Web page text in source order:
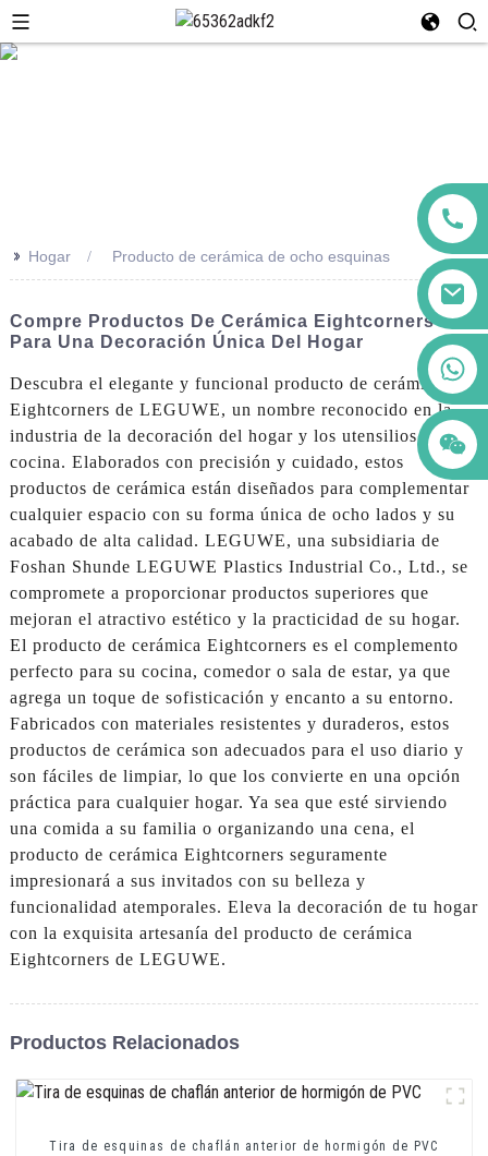
>> Hogar Producto de cerámica de ocho esquinas
Compre Productos De Cerámica Eightcorners
Para Una Decoración Única Del Hogar
Descubra el elegante y funcional producto de cerámica
Eightcorners de LEGUWE, un nombre reconocido en la
industria de la decoración del hogar y los utensilios de
cocina. Elaborados con precisión y cuidado, estos
productos de cerámica están diseñados para complementar
cualquier espacio con su forma única de ocho lados y su
acabado de alta calidad. LEGUWE, una subsidiaria de
Foshan Shunde LEGUWE Plastics Industrial Co., Ltd., se
compromete a proporcionar productos superiores que
mejoran el atractivo estético y la practicidad de su hogar.
El producto de cerámica Eightcorners es el complemento
perfecto para su cocina, comedor o sala de estar, ya que
agrega un toque de sofisticación y encanto a su entorno.
Fabricados con materiales resistentes y duraderos, estos
productos de cerámica son adecuados para el uso diario y
son fáciles de limpiar, lo que los convierte en una opción
práctica para cualquier hogar. Ya sea que esté sirviendo
una comida a su familia o organizando una cena, el
producto de cerámica Eightcorners seguramente
impresionará a sus invitados con su belleza y
funcionalidad atemporales. Eleva la decoración de tu hogar
con la exquisita artesanía del producto de cerámica
Eightcorners de LEGUWE.
Productos Relacionados
Tira de esquinas de chaflán anterior de hormigón de PVC